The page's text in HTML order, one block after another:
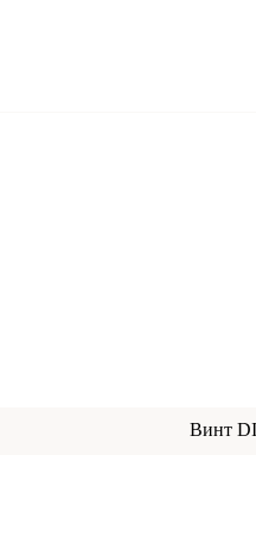
Винт